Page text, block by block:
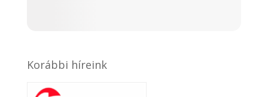
Korábbi híreink